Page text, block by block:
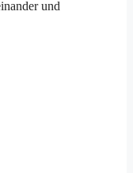
und